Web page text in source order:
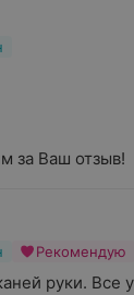
за Ваш отзыв!
Рекомендую
руки. Все